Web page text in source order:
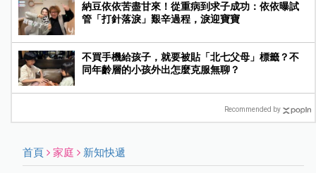
納豆依依苦盡甘來！從重病到求子成功：依依曝試
管「打針落淚」艱辛過程，淚迎寶寶
不買手機給孩子，就要被貼「北七父母」標籤？不
同年齡層的小孩外出怎麼克服無聊？
Recommended by
首頁 家庭 新知快遞